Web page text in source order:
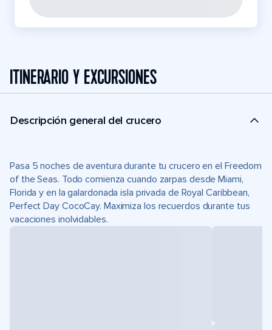
ITINERARIO Y EXCURSIONES
Descripción general del crucero
Pasa 5 noches de aventura durante tu crucero en el Freedom
of the Seas. Todo comienza cuando zarpas desde Miami,
Florida y en la galardonada isla privada de Royal Caribbean,
Perfect Day CocoCay. Maximiza los recuerdos durante tus
vacaciones inolvidables.